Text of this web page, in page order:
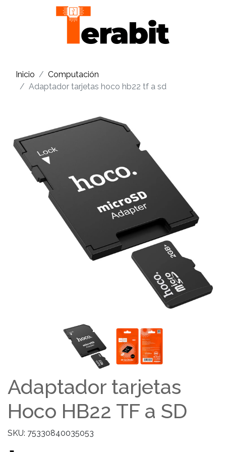
Inicio
Computación
Adaptador tarjetas hoco hb22 tf a sd
Adaptador tarjetas
Hoco HB22 TF a SD
SKU: 75330840035053